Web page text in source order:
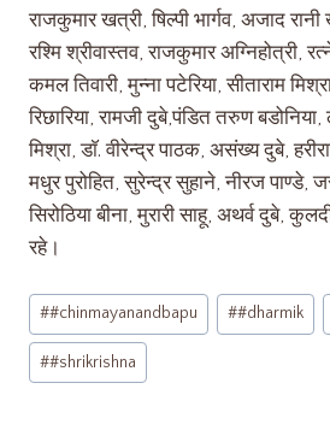
राजकुमार खत्री, षिल्पी भार्गव, अजाद
रश्मि श्रीवास्तव, राजकुमार अग्निहोत्री,
कमल तिवारी, मुन्ना पटेरिया, सीताराम
रिछारिया, रामजी दुबे,पंडित तरुण
मिश्रा, डाॅ. वीरेन्द्र पाठक, असंख्य दुबे,
मधुर पुरोहित, सुरेन्द्र सुहाने, नीरज पाण्डे,
सिरोठिया बीना, मुरारी साहू, अथर्व दुबे,
रहे।
##chinmayanandbapu ##dharmik
##shrikrishna